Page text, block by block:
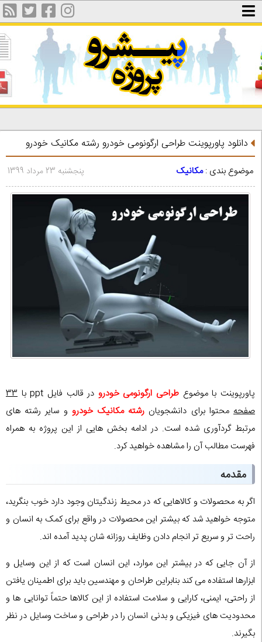
دانلود پاورپوینت طراحی ارگونومی خودرو رشته مکانیک خودرو
موضوع بندی :مکانیک پنجشنبه 23 مرداد 1399
پاورپوینت با موضوع طراحی ارگونومی خودرو در قالب فایل ppt با
33
صفحهمحتوا برای دانشجویان رشته مکانیک خودروو سایر رشته های
مرتبط گردآوری شده است. در ادامه بخش هایی از این پروژه به همراه
فهرست مطالب آن را مشاهده خواهید کرد.
مقدمه
اگر به محصولات و کالاهایی که در محیط زندگیتان وجود دارد خوب بنگرید،
متوجه خواهید شد که بیشتر این محصولات در واقع برای کمک به انسان و
راحت تر و سریع تر انجام دادن وظایف روزانه شان پدید آمده اند.
از آن جایی که در بیشتر این موارد، این انسان است که از این وسایل و
ابزارها استفاده می کند بنابراین طراحان و مهندسین باید برای اطمینان یافتن
از راحتی، ایمنی، کارایی و سلامت استفاده از این کالاها حتماً توانایی ها و
محدودیت های فیزیکی و بدنی انسان را در طراحی و ساخت وسایل در نظر
بگیرند.